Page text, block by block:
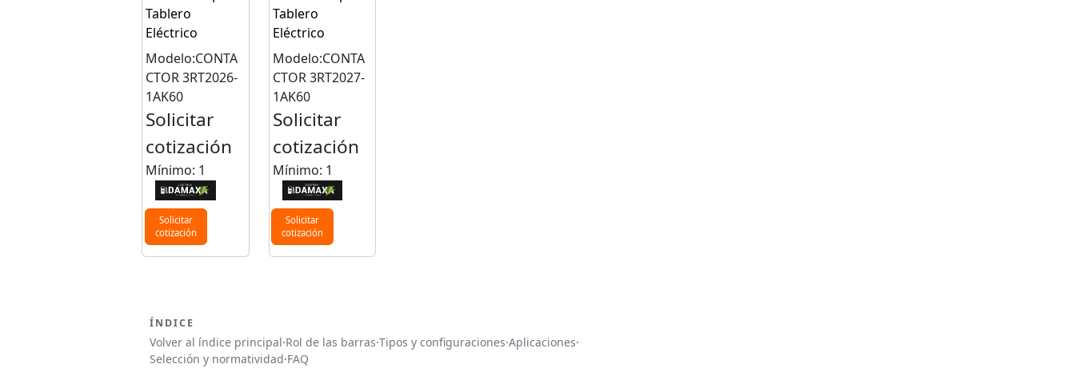
Tablero
Eléctrico
Modelo:CONTA
CTOR 3RT2026-
1AK60
Solicitar
cotización
Mínimo: 1
Solicitar
cotización
Tablero
Eléctrico
Modelo:CONTA
CTOR 3RT2027-
1AK60
Solicitar
cotización
Mínimo: 1
Solicitar
cotización
ÍNDICE
Volver al índice principal·Rol de las barras·Tipos y configuraciones·Aplicaciones·
Selección y normatividad·FAQ